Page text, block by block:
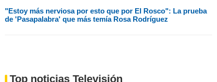
"Estoy más nerviosa por esto que por El Rosco": La prueba
de 'Pasapalabra' que más temía Rosa Rodríguez
Top noticias Televisión